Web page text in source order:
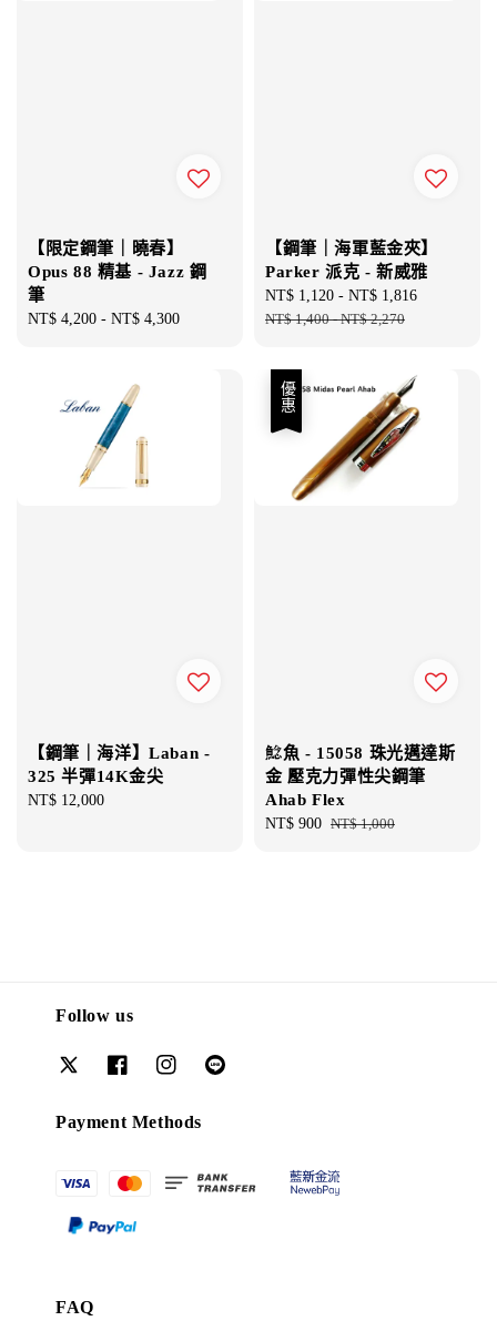
【限定鋼筆｜曉春】
Opus 88 精基 - Jazz 鋼
筆
Regular
NT$ 4,200 - NT$ 4,300
【鋼筆｜海軍藍金夾】
Parker 派克 - 新威雅
Sale
price
NT$ 1,120 - NT$ 1,816
NT$ 1,400-NT$ 2,270
【鋼筆｜海洋】Laban -
325 半彈14K金尖
Regular
NT$ 12,000
優惠
鯰魚 - 15058 珠光邁達斯
金 壓克力彈性尖鋼筆
Ahab Flex
Sale
NT$ 900 Regular
NT$ 1,000
Follow us
Payment Methods
FAQ